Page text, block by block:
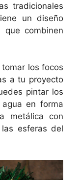
tradicionales
un diseño
que combinen
los focos
a tu proyecto
pintar los
en forma
metálica con
esferas del